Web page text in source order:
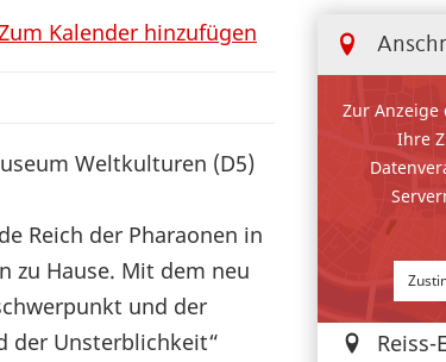
Zur Anzeige
Ihre
Kalender hinzufügen
Weltkulturen (D5)
Reich der Pharaonen in
zu Hause. Mit dem neu
und der
der Unsterblichkeit“